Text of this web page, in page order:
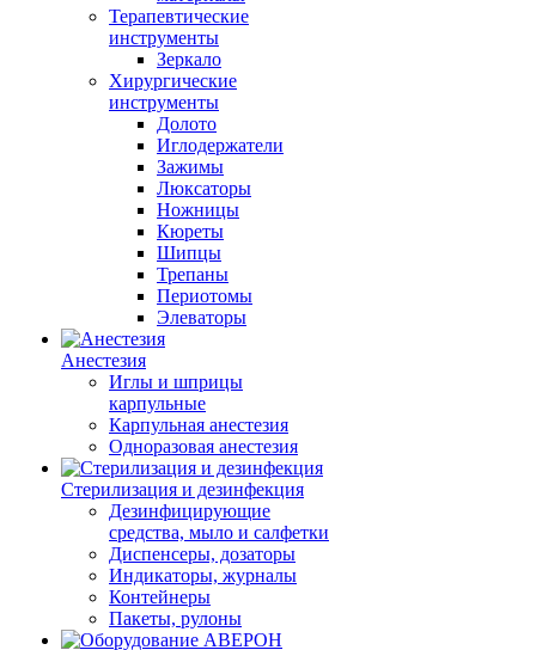
Терапевтические
инструменты
Зеркало
Хирургические
инструменты
Долото
Иглодержатели
Зажимы
Люксаторы
Ножницы
Кюреты
Шипцы
Трепаны
Периотомы
Элеваторы
Анестезия
Иглы и шприцы
карпульные
Карпульная анестезия
Одноразовая анестезия
Стерилизация и дезинфекция
Дезинфицирующие
средства, мыло и салфетки
Диспенсеры, дозаторы
Индикаторы, журналы
Контейнеры
Пакеты, рулоны